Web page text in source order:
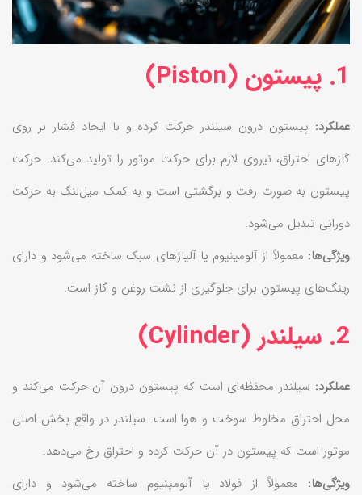
1. پیستون (Piston)
عملکرد: پیستون درون سیلندر حرکت کرده و با ایجاد فشار بر روی
گازهای احتراق، نیروی لازم برای حرکت موتور را تولید می‌کند. حرکت
پیستون به صورت رفت و برگشتی است و به کمک میل‌لنگ به حرکت
دورانی تبدیل می‌شود.
ویژگی‌ها: معمولاً از آلومینیوم یا آلیاژهای سبک ساخته می‌شود و دارای
رینگ‌های پیستون برای جلوگیری از نشت روغن و گاز است.
2. سیلندر (Cylinder)
عملکرد: سیلندر محفظه‌ای است که پیستون درون آن حرکت می‌کند و
محل احتراق مخلوط سوخت و هوا است. سیلندر در واقع بخش اصلی
موتور است که پیستون در آن حرکت کرده و احتراق رخ می‌دهد.
ویژگی‌ها: معمولاً از فولاد یا آلومینیوم ساخته می‌شود و دارای